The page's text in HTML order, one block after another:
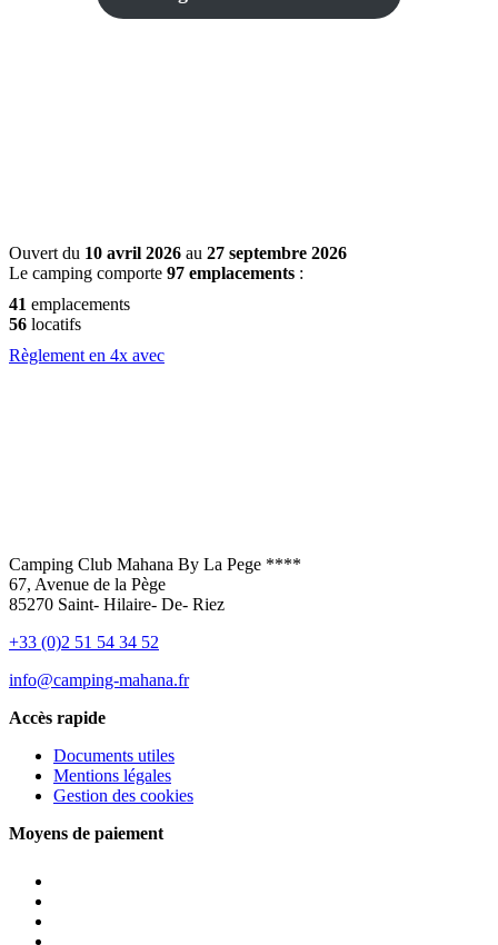
Ouvert du 10 avril 2026 au 27 septembre 2026
Le camping comporte 97 emplacements :
41 emplacements
56 locatifs
Règlement en 4x avec
Camping Club Mahana By La Pege ****
67, Avenue de la Pège
85270 Saint- Hilaire- De- Riez
+33 (0)2 51 54 34 52
info@camping-mahana.fr
Accès rapide
Documents utiles
Mentions légales
Gestion des cookies
Moyens de paiement